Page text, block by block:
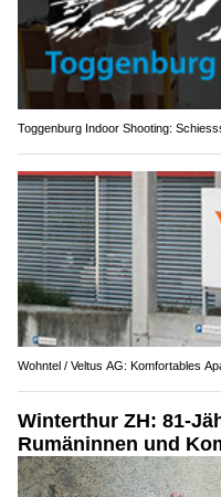
Toggenburg Indoor Shooting:
Wohntel / Veltus AG: Komfortables
Winterthur ZH: 81-
Rumäninnen und